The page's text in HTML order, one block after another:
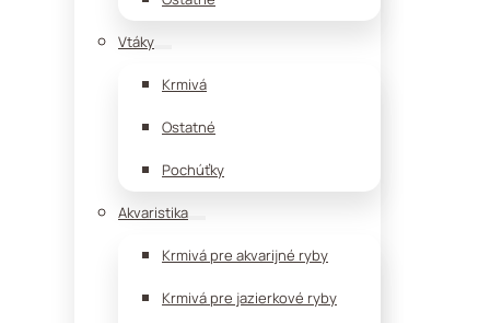
Vtáky
Krmivá
Ostatné
Pochúťky
Akvaristika
Krmivá pre akvarijné ryby
Krmivá pre jazierkové ryby